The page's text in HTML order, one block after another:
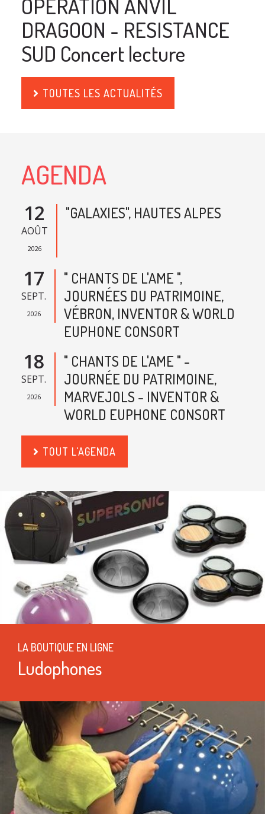
OPERATION ANVIL
DRAGOON - RESISTANCE
SUD Concert lecture
TOUTES LES ACTUALITÉS
AGENDA
12
AOÛT
2026
"GALAXIES", HAUTES ALPES
17
SEPT.
2026
" CHANTS DE L'AME ",
JOURNÉES DU PATRIMOINE,
VÉBRON, INVENTOR & WORLD
EUPHONE CONSORT
18
SEPT.
2026
" CHANTS DE L'AME " -
JOURNÉE DU PATRIMOINE,
MARVEJOLS - INVENTOR &
WORLD EUPHONE CONSORT
TOUT L'AGENDA
LA BOUTIQUE EN LIGNE
Ludophones